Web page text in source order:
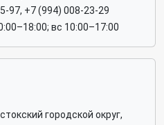
97, +7 (994) 008-23-29
вс 10:00–17:00
городской округ,